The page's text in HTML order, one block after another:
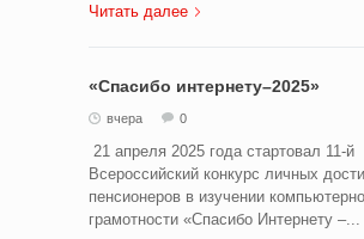
Читать далее
«Спасибо интернету–2025»
вчера 0
21 апреля 2025 года стартовал 11-й
Всероссийский конкурс личных
пенсионеров в изучении
грамотности «Спасибо Интернету –...